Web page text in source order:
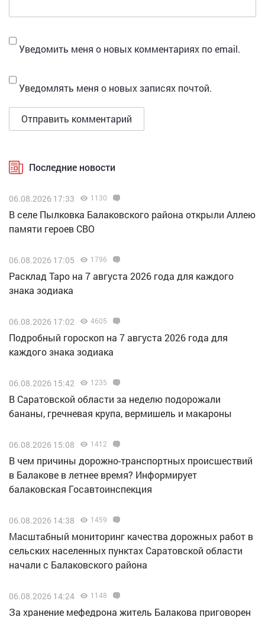
Уведомить меня о новых комментариях по email.
Уведомлять меня о новых записях почтой.
Последние новости
06.08.2026 17:33 1130
В селе Пылковка Балаковского района открыли Аллею
памяти героев СВО
06.08.2026 17:05 1796
Расклад Таро на 7 августа 2026 года для каждого
знака зодиака
06.08.2026 17:02 4605
Подробный гороскоп на 7 августа 2026 года для
каждого знака зодиака
06.08.2026 15:42 1235
В Саратовской области за неделю подорожали
бананы, гречневая крупа, вермишель и макароны
06.08.2026 15:08 1412
В чем причины дорожно-транспортных происшествий
в Балакове в летнее время? Информирует
балаковская Госавтоинспекция
06.08.2026 14:38 1459
Масштабный мониторинг качества дорожных работ в
сельских населенных пунктах Саратовской области
начали с Балаковского района
06.08.2026 14:24 1148
За хранение мефедрона житель Балакова приговорен